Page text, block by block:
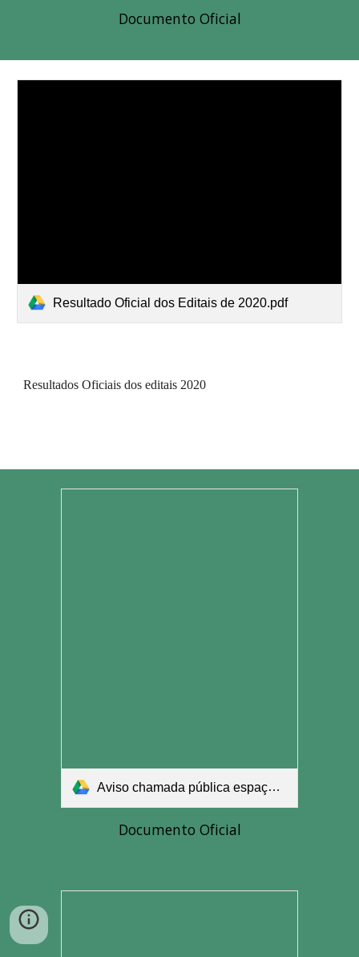
Documento Oficial
Resultado Oficial dos Editais de 2020.pdf
Resultados Oficiais dos editais 2020
Aviso chamada pública espaços culturais.pdf
Documento Oficial